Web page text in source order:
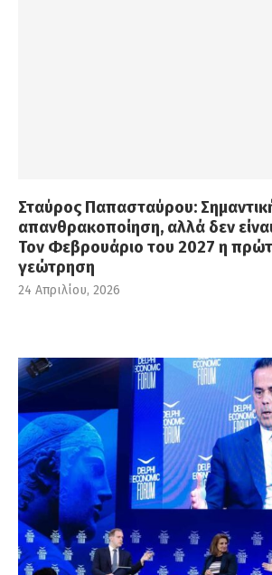
Σταύρος Παπασταύρου:
απανθρακοποίηση, αλλά δεν
Τον Φεβρουάριο του 2027 η
γεώτρηση
24 Απριλίου, 2026